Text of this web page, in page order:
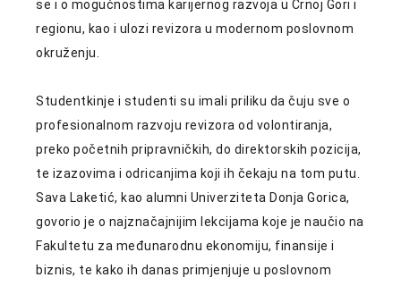
se i o mogućnostima karijernog razvoja u Crnoj Gori i
regionu, kao i ulozi revizora u modernom poslovnom
okruženju.
Studentkinje i studenti su imali priliku da čuju sve o
profesionalnom razvoju revizora od volontiranja,
preko početnih pripravničkih, do direktorskih pozicija,
te izazovima i odricanjima koji ih čekaju na tom putu.
Sava Laketić, kao alumni Univerziteta Donja Gorica,
govorio je o najznačajnijim lekcijama koje je naučio na
Fakultetu za međunarodnu ekonomiju, finansije i
biznis, te kako ih danas primjenjuje u poslovnom